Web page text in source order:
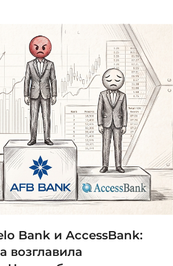
Bank и AccessBank:
возглавила